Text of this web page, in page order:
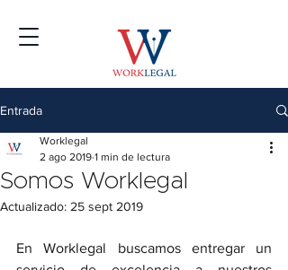
Entrada
Somos Worklegal
Worklegal
2 ago 2019 1 min de lectura
Actualizado: 25 sept 2019
En Worklegal buscamos entregar un